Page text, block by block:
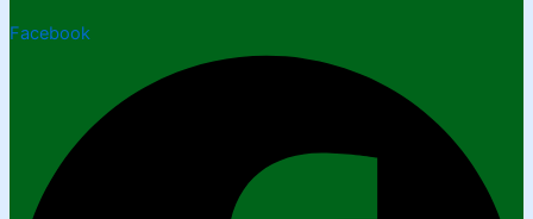
Facebook